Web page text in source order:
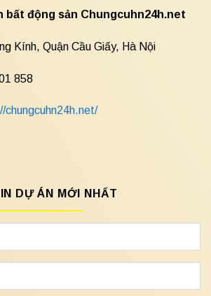
bất động sản Chungcuhn24h.net
Kính, Quận Cầu Giấy, Hà Nội
858
chungcuhn24h.net/
DỰ ÁN MỚI NHẤT